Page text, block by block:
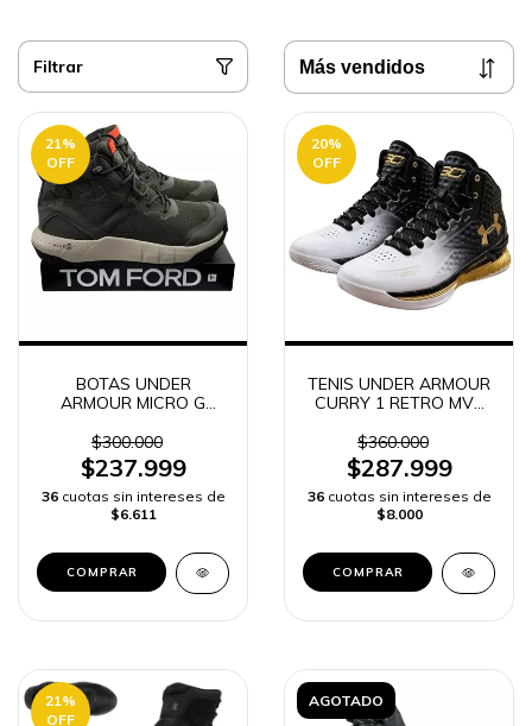
Filtrar
21%
OFF
BOTAS UNDER
ARMOUR MICRO G
$300.000
$237.999
36 cuotas sin intereses de
$6.611
COMPRAR
20%
OFF
TENIS UNDER ARMOUR
CURRY 1 RETRO MVP
RAPIDO
$360.000
$287.999
36 cuotas sin intereses de
$8.000
COMPRAR
21%
OFF
AGOTADO